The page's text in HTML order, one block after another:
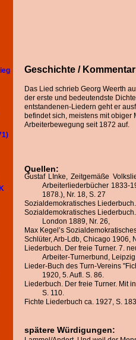
Geschichte /
Das Lied schrieb Georg Weerth
der erste und bedeutendste
entstandenen-Liedern geht er
befindet sich, meistens mit
Arbeiterbewegung seit 1872 auf.
Quellen:
Gustaf LInke, Zeitgemäße
Arbeiterliederbücher 1833-
1878.), Nr. 18, S. 27
Sozialdemokratisches
Sozialdemokratisches
London 1889, Nr. 26,
Max Kegel’s
Schlüter, Arb-Ldb, Chicago 1906,
Liederbuch. Der freie Turner. 7.
Arbeiter-Turnerbund,
Lieder-Buch des Turn-Vereins
1920, 5. Aufl. S. 86.
Liederbuch. Der freie Turner. Mit
S. 110.
Fichte Liederbuch ca. 1927, S.
spätere Würdigungen: